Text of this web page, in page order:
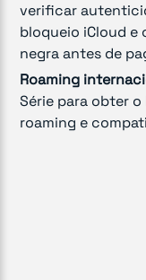
verificar
bloqueio iCloud e
negra antes de
Roaming
Série para obter
roaming e